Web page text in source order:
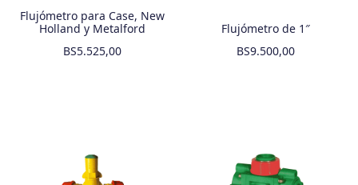
Flujómetro para Case, New
Holland y Metalford
BS5.525,00
Flujómetro de 1″
BS9.500,00